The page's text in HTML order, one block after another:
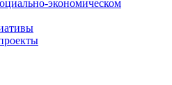
экономическом